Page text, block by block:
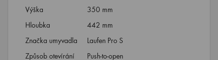
Výška
350 mm
Hloubka
442 mm
Značka umyvadla
Laufen Pro S
Způsob otevírání
Push-to-open